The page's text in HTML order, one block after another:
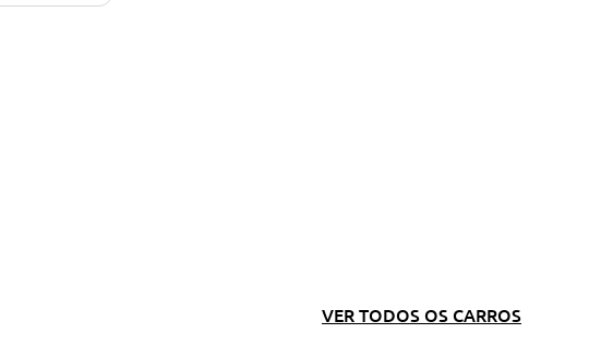
VER TODOS OS CARROS